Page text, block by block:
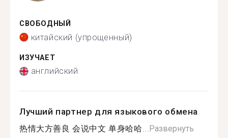
СВОБОДНЫЙ
китайский (упрощенный)
ИЗУЧАЕТ
английский
Лучший партнер для языкового обмена
热情大方善良 会说中文 单身哈哈...Развернуть